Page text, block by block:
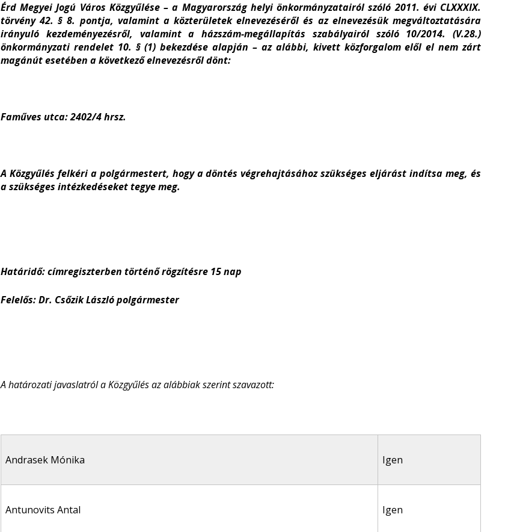
Érd Megyei Jogú Város Közgyűlése – a Magyarország helyi önkormányzatairól szóló 2011. évi CLXXXIX.
törvény 42. § 8. pontja, valamint a közterületek elnevezéséről és az elnevezésük megváltoztatására
irányuló kezdeményezésről, valamint a házszám-megállapítás szabályairól szóló 10/2014. (V.28.)
önkormányzati rendelet 10. § (1) bekezdése alapján – az alábbi, kivett közforgalom elől el nem zárt
magánút esetében a következő elnevezésről dönt:
Faműves utca:2402/4 hrsz.
A Közgyűlés felkéri a polgármestert, hogy a döntés végrehajtásához szükséges eljárást indítsa meg, és
a szükséges intézkedéseket tegye meg.
Határidő:címregiszterben történő rögzítésre 15 nap
Felelős:Dr. Csőzik László polgármester
A határozati javaslatról a Közgyűlés az alábbiak szerint szavazott:
Andrasek Mónika Igen
Antunovits Antal Igen